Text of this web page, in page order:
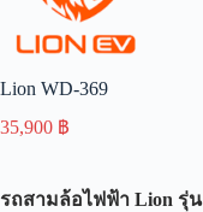
Lion WD-369
35,900 ฿
รถสามล้อไฟฟ้า Lion รุ่น